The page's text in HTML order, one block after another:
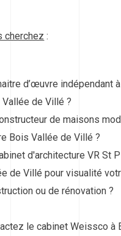
cherchez :
d’œuvre indépendant
Vallée de Villé ?
de maisons
Bois Vallée de Villé ?
d'architecture VR St
de Villé pour visualité
ou de rénovation ?
le cabinet Weissco à